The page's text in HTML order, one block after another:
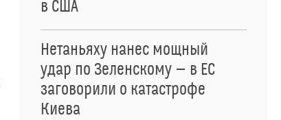
в США
Нетаньяху нанес мощный
удар по Зеленскому — в ЕС
заговорили о катастрофе
Киева